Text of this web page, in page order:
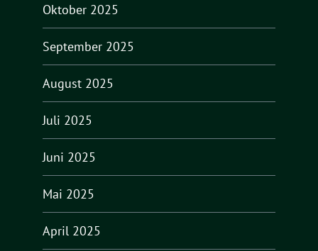
Oktober 2025
September 2025
August 2025
Juli 2025
Juni 2025
Mai 2025
April 2025